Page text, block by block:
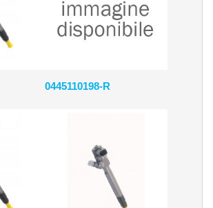
0445110198-R